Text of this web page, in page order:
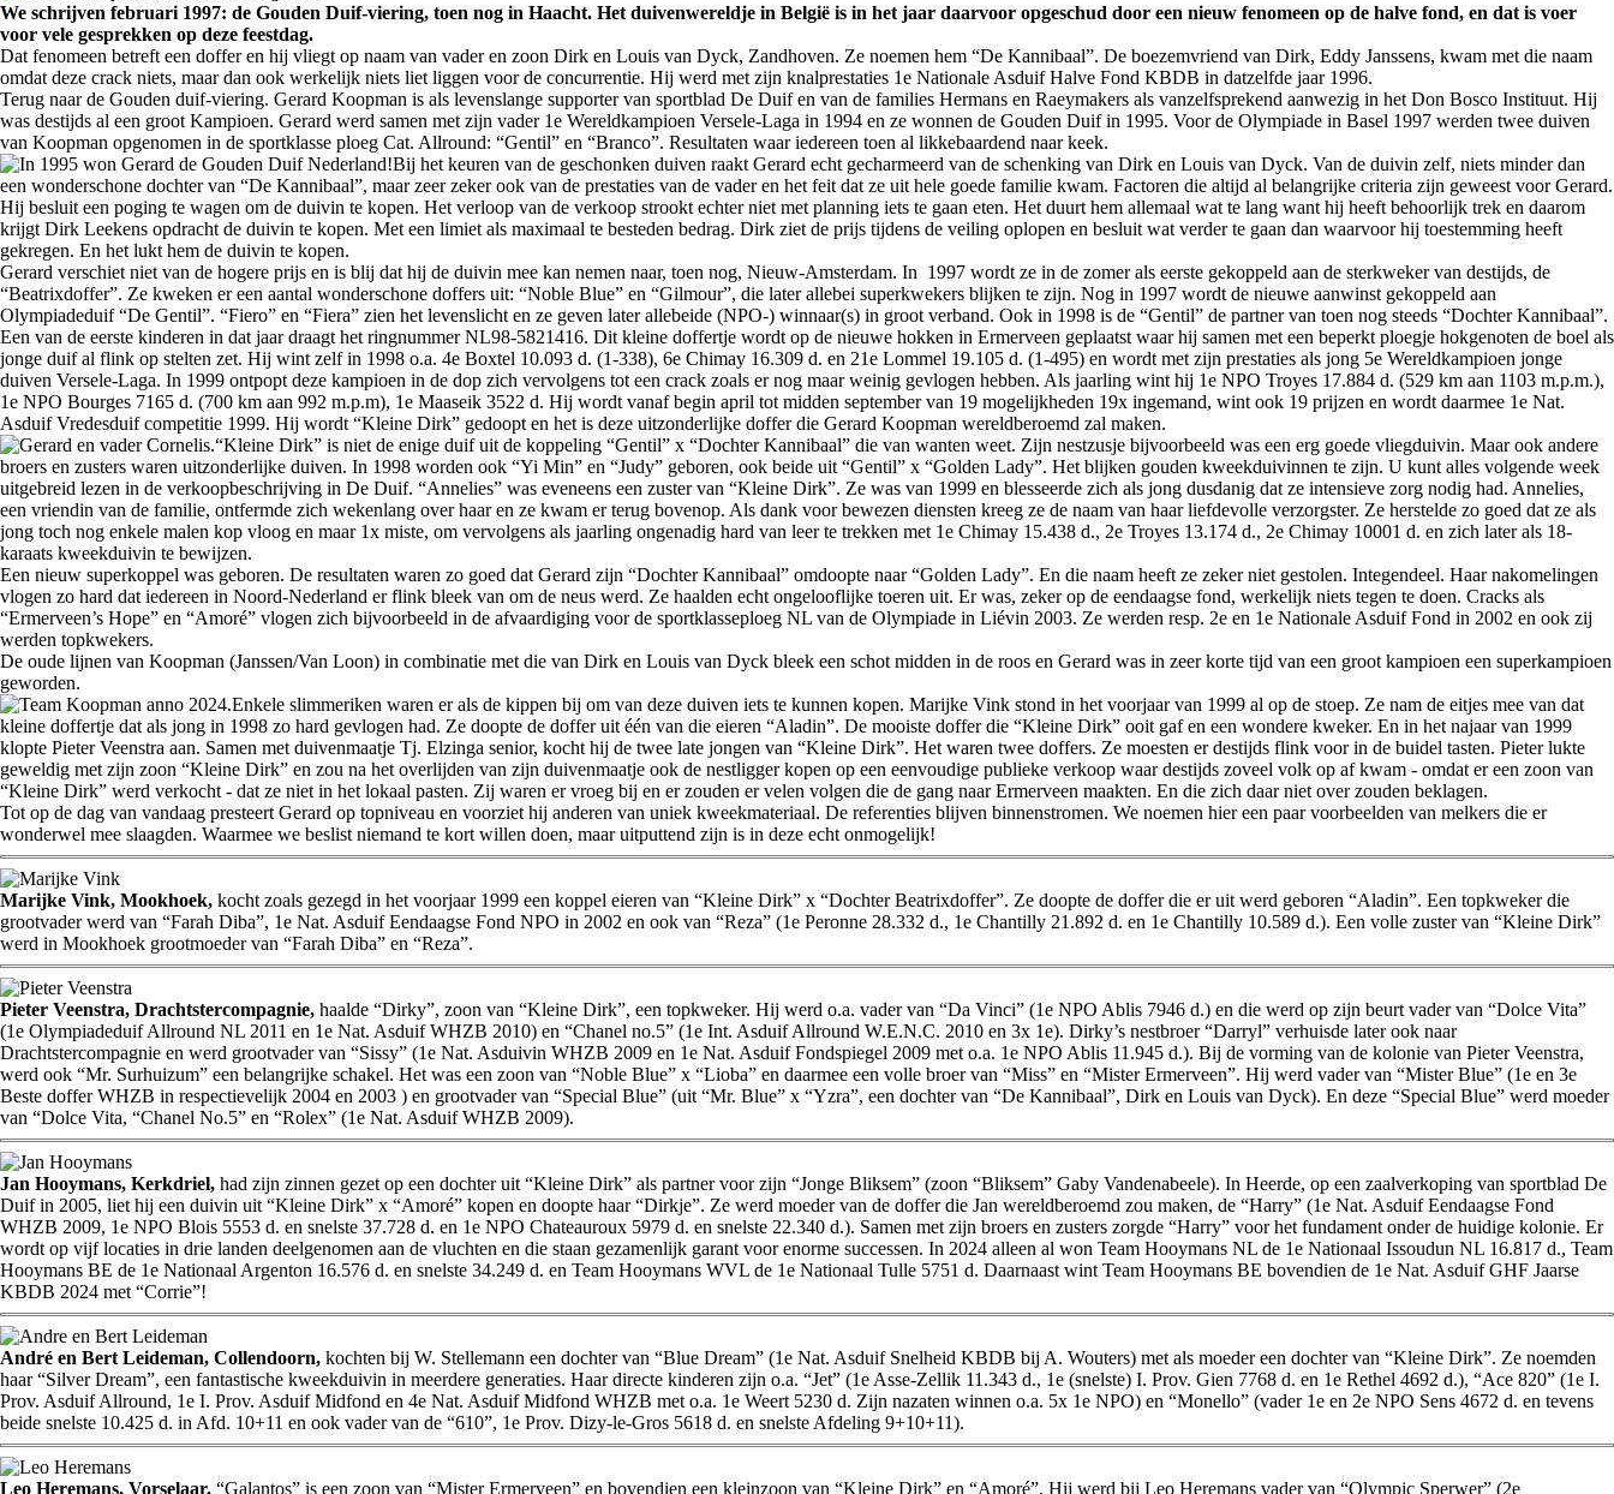
We schrijven februari 1997: de Gouden Duif-viering, toen nog in Haacht. Het duivenwereldje in België is in het jaar daarvoor opgeschud door een nieuw fenomeen op de halve fond, en dat is voer
voor vele gesprekken op deze feestdag.
Dat fenomeen betreft een doffer en hij vliegt op naam van vader en zoon Dirk en Louis van Dyck, Zandhoven. Ze noemen hem “De Kannibaal”. De boezemvriend van Dirk, Eddy Janssens, kwam met die naam
omdat deze crack niets, maar dan ook werkelijk niets liet liggen voor de concurrentie. Hij werd met zijn knalprestaties 1e Nationale Asduif Halve Fond KBDB in datzelfde jaar 1996.
Terug naar de Gouden duif-viering. Gerard Koopman is als levenslange supporter van sportblad De Duif en van de families Hermans en Raeymakers als vanzelfsprekend aanwezig in het Don Bosco Instituut. Hij
was destijds al een groot Kampioen. Gerard werd samen met zijn vader 1e Wereldkampioen Versele-Laga in 1994 en ze wonnen de Gouden Duif in 1995. Voor de Olympiade in Basel 1997 werden twee duiven
van Koopman opgenomen in de sportklasse ploeg Cat. Allround: “Gentil” en “Branco”. Resultaten waar iedereen toen al likkebaardend naar keek.
Bij het keuren van de geschonken duiven raakt Gerard echt gecharmeerd van de schenking van Dirk en Louis van Dyck. Van de duivin zelf, niets minder dan
een wonderschone dochter van “De Kannibaal”, maar zeer zeker ook van de prestaties van de vader en het feit dat ze uit hele goede familie kwam. Factoren die altijd al belangrijke criteria zijn geweest voor Gerard.
Hij besluit een poging te wagen om de duivin te kopen. Het verloop van de verkoop strookt echter niet met planning iets te gaan eten. Het duurt hem allemaal wat te lang want hij heeft behoorlijk trek en daarom
krijgt Dirk Leekens opdracht de duivin te kopen. Met een limiet als maximaal te besteden bedrag. Dirk ziet de prijs tijdens de veiling oplopen en besluit wat verder te gaan dan waarvoor hij toestemming heeft
gekregen. En het lukt hem de duivin te kopen.
Gerard verschiet niet van de hogere prijs en is blij dat hij de duivin mee kan nemen naar, toen nog, Nieuw-Amsterdam. In 1997 wordt ze in de zomer als eerste gekoppeld aan de sterkweker van destijds, de
“Beatrixdoffer”. Ze kweken er een aantal wonderschone doffers uit: “Noble Blue” en “Gilmour”, die later allebei superkwekers blijken te zijn. Nog in 1997 wordt de nieuwe aanwinst gekoppeld aan
Olympiadeduif “De Gentil”. “Fiero” en “Fiera” zien het levenslicht en ze geven later allebeide (NPO-) winnaar(s) in groot verband. Ook in 1998 is de “Gentil” de partner van toen nog steeds “Dochter Kannibaal”.
Een van de eerste kinderen in dat jaar draagt het ringnummer NL98-5821416. Dit kleine doffertje wordt op de nieuwe hokken in Ermerveen geplaatst waar hij samen met een beperkt ploegje hokgenoten de boel als
jonge duif al flink op stelten zet. Hij wint zelf in 1998 o.a. 4e Boxtel 10.093 d. (1-338), 6e Chimay 16.309 d. en 21e Lommel 19.105 d. (1-495) en wordt met zijn prestaties als jong 5e Wereldkampioen jonge
duiven Versele-Laga. In 1999 ontpopt deze kampioen in de dop zich vervolgens tot een crack zoals er nog maar weinig gevlogen hebben. Als jaarling wint hij 1e NPO Troyes 17.884 d. (529 km aan 1103 m.p.m.),
1e NPO Bourges 7165 d. (700 km aan 992 m.p.m), 1e Maaseik 3522 d. Hij wordt vanaf begin april tot midden september van 19 mogelijkheden 19x ingemand, wint ook 19 prijzen en wordt daarmee 1e Nat.
Asduif Vredesduif competitie 1999. Hij wordt “Kleine Dirk” gedoopt en het is deze uitzonderlijke doffer die Gerard Koopman wereldberoemd zal maken.
“Kleine Dirk” is niet de enige duif uit de koppeling “Gentil” x “Dochter Kannibaal” die van wanten weet. Zijn nestzusje bijvoorbeeld was een erg goede vliegduivin. Maar ook andere
broers en zusters waren uitzonderlijke duiven. In 1998 worden ook “Yi Min” en “Judy” geboren, ook beide uit “Gentil” x “Golden Lady”. Het blijken gouden kweekduivinnen te zijn. U kunt alles volgende week
uitgebreid lezen in de verkoopbeschrijving in De Duif. “Annelies” was eveneens een zuster van “Kleine Dirk”. Ze was van 1999 en blesseerde zich als jong dusdanig dat ze intensieve zorg nodig had. Annelies,
een vriendin van de familie, ontfermde zich wekenlang over haar en ze kwam er terug bovenop. Als dank voor bewezen diensten kreeg ze de naam van haar liefdevolle verzorgster. Ze herstelde zo goed dat ze als
jong toch nog enkele malen kop vloog en maar 1x miste, om vervolgens als jaarling ongenadig hard van leer te trekken met 1e Chimay 15.438 d., 2e Troyes 13.174 d., 2e Chimay 10001 d. en zich later als 18-
karaats kweekduivin te bewijzen.
Een nieuw superkoppel was geboren. De resultaten waren zo goed dat Gerard zijn “Dochter Kannibaal” omdoopte naar “Golden Lady”. En die naam heeft ze zeker niet gestolen. Integendeel. Haar nakomelingen
vlogen zo hard dat iedereen in Noord-Nederland er flink bleek van om de neus werd. Ze haalden echt ongelooflijke toeren uit. Er was, zeker op de eendaagse fond, werkelijk niets tegen te doen. Cracks als
“Ermerveen’s Hope” en “Amoré” vlogen zich bijvoorbeeld in de afvaardiging voor de sportklasseploeg NL van de Olympiade in Liévin 2003. Ze werden resp. 2e en 1e Nationale Asduif Fond in 2002 en ook zij
werden topkwekers.
De oude lijnen van Koopman (Janssen/Van Loon) in combinatie met die van Dirk en Louis van Dyck bleek een schot midden in de roos en Gerard was in zeer korte tijd van een groot kampioen een superkampioen
geworden.
Enkele slimmeriken waren er als de kippen bij om van deze duiven iets te kunnen kopen. Marijke Vink stond in het voorjaar van 1999 al op de stoep. Ze nam de eitjes mee van dat
kleine doffertje dat als jong in 1998 zo hard gevlogen had. Ze doopte de doffer uit één van die eieren “Aladin”. De mooiste doffer die “Kleine Dirk” ooit gaf en een wondere kweker. En in het najaar van 1999
klopte Pieter Veenstra aan. Samen met duivenmaatje Tj. Elzinga senior, kocht hij de twee late jongen van “Kleine Dirk”. Het waren twee doffers. Ze moesten er destijds flink voor in de buidel tasten. Pieter lukte
geweldig met zijn zoon “Kleine Dirk” en zou na het overlijden van zijn duivenmaatje ook de nestligger kopen op een eenvoudige publieke verkoop waar destijds zoveel volk op af kwam - omdat er een zoon van
“Kleine Dirk” werd verkocht - dat ze niet in het lokaal pasten. Zij waren er vroeg bij en er zouden er velen volgen die de gang naar Ermerveen maakten. En die zich daar niet over zouden beklagen.
Tot op de dag van vandaag presteert Gerard op topniveau en voorziet hij anderen van uniek kweekmateriaal. De referenties blijven binnenstromen. We noemen hier een paar voorbeelden van melkers die er
wonderwel mee slaagden. Waarmee we beslist niemand te kort willen doen, maar uitputtend zijn is in deze echt onmogelijk!
Marijke Vink, Mookhoek, kocht zoals gezegd in het voorjaar 1999 een koppel eieren van “Kleine Dirk” x “Dochter Beatrixdoffer”. Ze doopte de doffer die er uit werd geboren “Aladin”. Een topkweker die
grootvader werd van “Farah Diba”, 1e Nat. Asduif Eendaagse Fond NPO in 2002 en ook van “Reza” (1e Peronne 28.332 d., 1e Chantilly 21.892 d. en 1e Chantilly 10.589 d.). Een volle zuster van “Kleine Dirk”
werd in Mookhoek grootmoeder van “Farah Diba” en “Reza”.
Pieter Veenstra, Drachtstercompagnie, haalde “Dirky”, zoon van “Kleine Dirk”, een topkweker. Hij werd o.a. vader van “Da Vinci” (1e NPO Ablis 7946 d.) en die werd op zijn beurt vader van “Dolce Vita”
(1e Olympiadeduif Allround NL 2011 en 1e Nat. Asduif WHZB 2010) en “Chanel no.5” (1e Int. Asduif Allround W.E.N.C. 2010 en 3x 1e). Dirky’s nestbroer “Darryl” verhuisde later ook naar
Drachtstercompagnie en werd grootvader van “Sissy” (1e Nat. Asduivin WHZB 2009 en 1e Nat. Asduif Fondspiegel 2009 met o.a. 1e NPO Ablis 11.945 d.). Bij de vorming van de kolonie van Pieter Veenstra,
werd ook “Mr. Surhuizum” een belangrijke schakel. Het was een zoon van “Noble Blue” x “Lioba” en daarmee een volle broer van “Miss” en “Mister Ermerveen”. Hij werd vader van “Mister Blue” (1e en 3e
Beste doffer WHZB in respectievelijk 2004 en 2003 ) en grootvader van “Special Blue” (uit “Mr. Blue” x “Yzra”, een dochter van “De Kannibaal”, Dirk en Louis van Dyck). En deze “Special Blue” werd moeder
van “Dolce Vita, “Chanel No.5” en “Rolex” (1e Nat. Asduif WHZB 2009).
Jan Hooymans, Kerkdriel, had zijn zinnen gezet op een dochter uit “Kleine Dirk” als partner voor zijn “Jonge Bliksem” (zoon “Bliksem” Gaby Vandenabeele). In Heerde, op een zaalverkoping van sportblad De
Duif in 2005, liet hij een duivin uit “Kleine Dirk” x “Amoré” kopen en doopte haar “Dirkje”. Ze werd moeder van de doffer die Jan wereldberoemd zou maken, de “Harry” (1e Nat. Asduif Eendaagse Fond
WHZB 2009, 1e NPO Blois 5553 d. en snelste 37.728 d. en 1e NPO Chateauroux 5979 d. en snelste 22.340 d.). Samen met zijn broers en zusters zorgde “Harry” voor het fundament onder de huidige kolonie. Er
wordt op vijf locaties in drie landen deelgenomen aan de vluchten en die staan gezamenlijk garant voor enorme successen. In 2024 alleen al won Team Hooymans NL de 1e Nationaal Issoudun NL 16.817 d., Team
Hooymans BE de 1e Nationaal Argenton 16.576 d. en snelste 34.249 d. en Team Hooymans WVL de 1e Nationaal Tulle 5751 d. Daarnaast wint Team Hooymans BE bovendien de 1e Nat. Asduif GHF Jaarse
KBDB 2024 met “Corrie”!
André en Bert Leideman, Collendoorn, kochten bij W. Stellemann een dochter van “Blue Dream” (1e Nat. Asduif Snelheid KBDB bij A. Wouters) met als moeder een dochter van “Kleine Dirk”. Ze noemden
haar “Silver Dream”, een fantastische kweekduivin in meerdere generaties. Haar directe kinderen zijn o.a. “Jet” (1e Asse-Zellik 11.343 d., 1e (snelste) I. Prov. Gien 7768 d. en 1e Rethel 4692 d.), “Ace 820” (1e I.
Prov. Asduif Allround, 1e I. Prov. Asduif Midfond en 4e Nat. Asduif Midfond WHZB met o.a. 1e Weert 5230 d. Zijn nazaten winnen o.a. 5x 1e NPO) en “Monello” (vader 1e en 2e NPO Sens 4672 d. en tevens
beide snelste 10.425 d. in Afd. 10+11 en ook vader van de “610”, 1e Prov. Dizy-le-Gros 5618 d. en snelste Afdeling 9+10+11).
Leo Heremans, Vorselaar. “Galantos” is een zoon van “Mister Ermerveen” en bovendien een kleinzoon van “Kleine Dirk” en “Amoré”. Hij werd bij Leo Heremans vader van “Olympic Sperwer” (2e